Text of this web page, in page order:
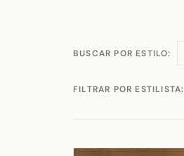
BUSCAR POR ESTILO:
FILTRAR POR ESTILISTA: